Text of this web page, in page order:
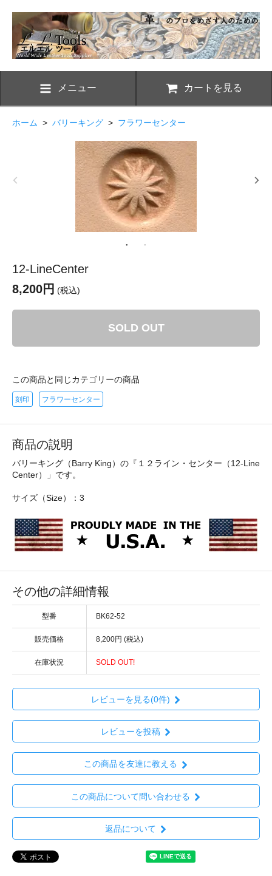
メニュー カートを見る
ホーム > バリーキング > フラワーセンター
12-LineCenter
8,200円 (税込)
SOLD OUT
この商品と同じカテゴリーの商品
刻印 フラワーセンター
商品の説明
バリーキング（Barry King）の『１２ライン・センター（12-Line
Center）」です。
サイズ（Size）：3
その他の詳細情報
型番 BK62-52
販売価格 8,200円 (税込)
在庫状況 SOLD OUT!
レビューを見る(0件)
レビューを投稿
この商品を友達に教える
この商品について問い合わせる
返品について